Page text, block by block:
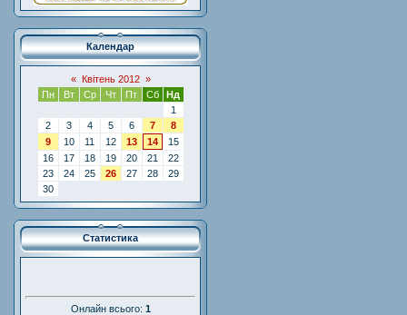
Календар
« Квітень 2012 »
Пн
Вт Ср Чт Пт Сб
Нд
1
2
3 4 5 6 7
8
9
10 11 12 13 14
15
16
17 18 19 20 21
22
23
24 25 26 27 28
29
30
Статистика
Онлайн всього: 1